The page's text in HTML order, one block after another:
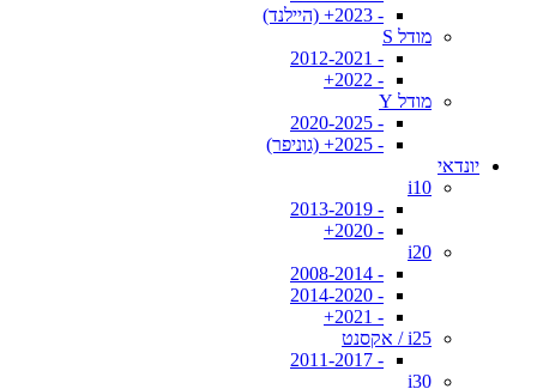
- 2023+ (היילנד)
מודל S
- 2012-2021
- 2022+
מודל Y
- 2020-2025
- 2025+ (גוניפר)
יונדאי
i10
- 2013-2019
- 2020+
i20
- 2008-2014
- 2014-2020
- 2021+
i25 / אקסנט
- 2011-2017
i30